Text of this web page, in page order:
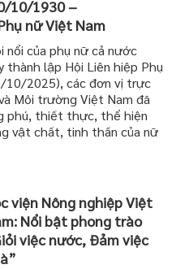
10/1930 –
nữ Việt Nam
nổi của phụ nữ cả nước
thành lập Hội Liên hiệp Phụ
2025), các đơn vị trực
Môi trường Việt Nam đã
phú, thiết thực, thể hiện
vật chất, tinh thần của nữ
viện Nông nghiệp Việt
Nổi bật phong trào
việc nước, Đảm việc